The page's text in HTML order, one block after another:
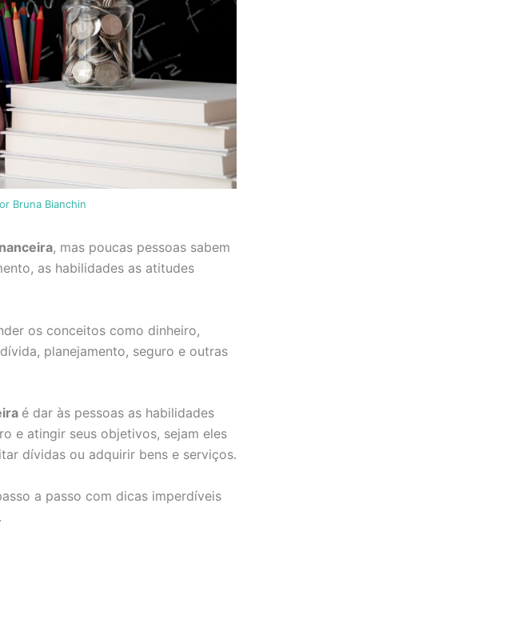
Bruna Bianchin
, mas poucas pessoas sabem
as habilidades as atitudes
os conceitos como dinheiro,
planejamento, seguro e outras
é dar às pessoas as habilidades
e atingir seus objetivos, sejam eles
dívidas ou adquirir bens e serviços.
a passo com dicas imperdíveis
.